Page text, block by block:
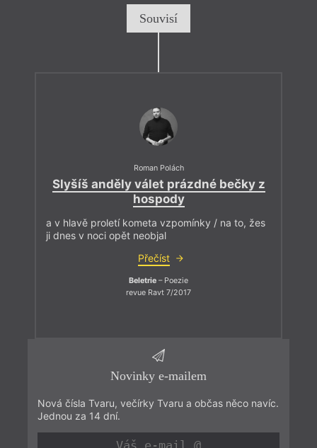
Souvisí
Roman Polách
Slyšíš anděly válet prázdné bečky z
hospody
a v hlavě proletí kometa vzpomínky / na to, žes
ji dnes v noci opět neobjal
Přečíst
Beletrie – Poezie
revue Ravt 7/2017
Novinky e-mailem
Nová čísla Tvaru, večírky Tvaru a občas něco navíc.
Jednou za 14 dní.